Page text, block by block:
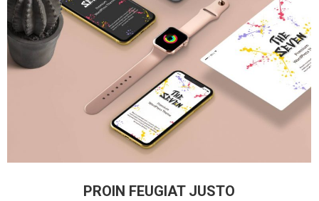
PROIN FEUGIAT JUSTO